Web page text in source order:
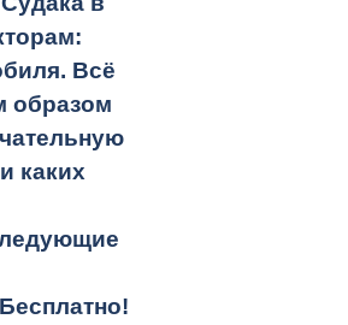
Всё
образом
каких
Бесплатно!